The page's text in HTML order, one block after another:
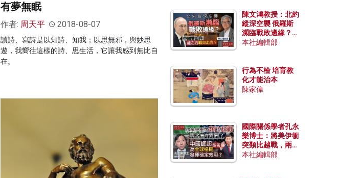
有夢無眠
作者: 周天平 2018-08-07
讀詩、寫詩是以知詩、知我；以思無邪，與妙思
遊，我嚮往這樣的詩、思生活，它讓我感到無比自
在。
陳文鴻教授：北約
縱深空襲 俄羅斯
瀕臨戰敗邊緣？中
國零部件能左右戰
本社編輯部
行為不檢 培育教
化才能治本
陳家偉
國際關係學者孔永
樂博士：將美伊衝
突類比越戰，兩者
有何異同？中國崛
本社編輯部